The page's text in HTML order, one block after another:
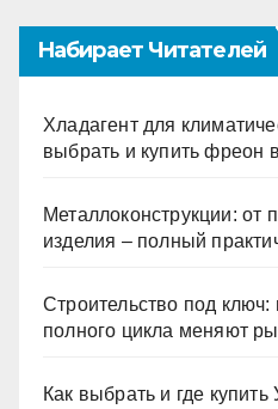
Набирает Читателей
Хладагент для
выбрать и купить фреон
Металлоконструкции: от
изделия – полный
Строительство под
полного цикла меняют
Как выбрать и где